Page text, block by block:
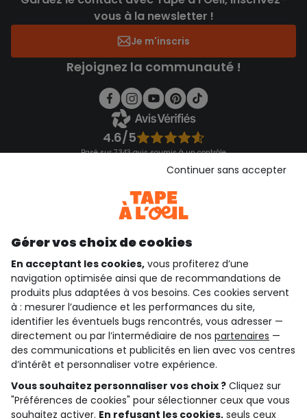
vous à la newsletter !
Je m'inscris
Rejoignez la communauté !
4.6/5
Basé sur 7 343 avis soumis à un contrôle
Consulter les CGU
Téléchargez notre application
qui sommes-nous ?
besoin d'aide ?
le club fidélité
notre catalogue
Gérer vos choix de cookies
En acceptant les cookies, vous profiterez d’une
navigation optimisée ainsi que de recommandations de
produits plus adaptées à vos besoins. Ces cookies servent
à : mesurer l’audience et les performances du site,
identifier les éventuels bugs rencontrés, vous adresser —
directement ou par l’intermédiaire de nos partenaires —
des communications et publicités en lien avec vos centres
d’intérêt et personnaliser votre expérience.
Vous souhaitez personnaliser vos choix ? Cliquez sur
"Préférences de cookies" pour sélectionner ceux que vous
souhaitez activer. En refusant les cookies, seuls ceux
Continuer sans accepter